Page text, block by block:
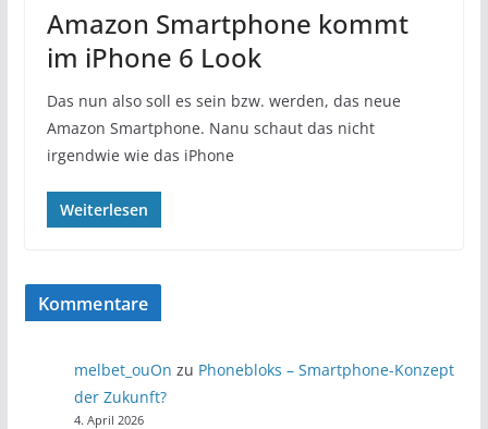
Amazon Smartphone kommt
im iPhone 6 Look
Das nun also soll es sein bzw. werden, das neue
Amazon Smartphone. Nanu schaut das nicht
irgendwie wie das iPhone
Weiterlesen
Kommentare
melbet_ouOn zu Phonebloks – Smartphone-Konzept
der Zukunft?
4. April 2026